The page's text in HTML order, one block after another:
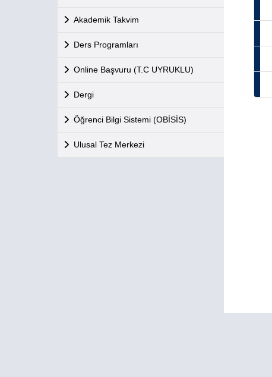
Akademik Takvim
Ders Programları
Online Başvuru (T.C UYRUKLU)
Dergi
Öğrenci Bilgi Sistemi (OBİSİS)
Ulusal Tez Merkezi